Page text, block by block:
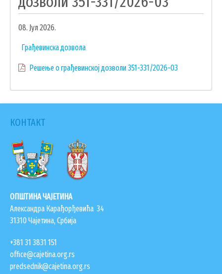
УДРУЖЕЊА И НВО
ЛОКАЛНА САМОУПРАВА
ПРЕДСЕДНИК
ОПШТИНСКО ВЕЋЕ
ОПШТИНСКА УПРАВА
ОПШТИНСКО ПРАВОБРАНИЛАШТВО
ЈАВНА ПРЕДУЗЕЋА
КОМУНАЛНА МИЛИЦИЈА ОПШТИНЕ
ЧАЈЕТИНА
ИНТЕРНА РЕВИЗИЈА
08. Јул 2026.
Грађевинска дозвола
Решење о грађевинској дозволи 351-331/2026-03
КОНТАКТ
ОПШТИНА ЧАЈЕТИНА
Александра Карађорђевића 34
31310 Чајетина, Србија
+381 31 3831 151
office@cajetina.org.rs
predsednik@cajetina.org.rs